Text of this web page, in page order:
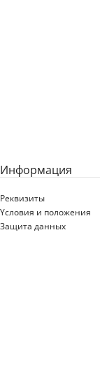
Информация
Реквизиты
Yсловия и положения
Защита данных